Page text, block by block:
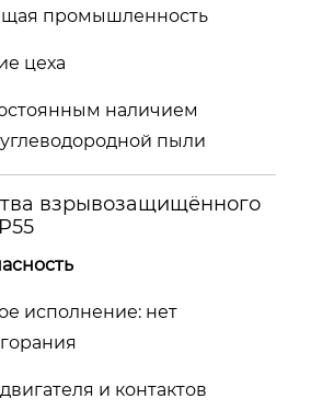
промышленность
цеха
наличием
пыли
взрывозащищённого
исполнение: нет
и контактов